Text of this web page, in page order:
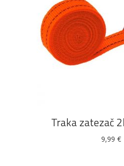
Traka zatezač
9,99 €